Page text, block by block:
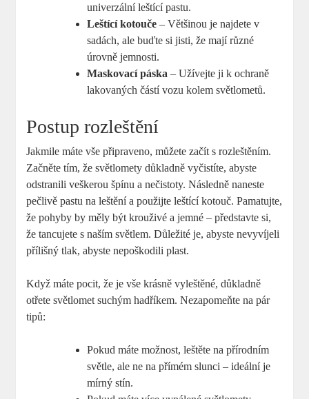
univerzální leštící pastu.
Leštící⁢ kotouče – Většinou je najdete v
sadách, ale buďte si‍ jisti, že mají různé
⁢úrovně ​jemnosti.
Maskovací páska – Užívejte ji k ochraně
lakovaných částí vozu kolem ‍světlometů.
Postup rozleštění
Jakmile máte vše připraveno, můžete začít s rozleštěním.
Začněte tím,​ že světlomety důkladně vyčistíte, abyste
odstranili veškerou špínu a nečistoty. Následně naneste
pečlivě pastu na leštění a použijte ‍leštící kotouč. Pamatujte,
že pohyby by měly být krouživé a jemné – představte​ si,
že tancujete s ⁣naším světlem. Důležité je, abyste nevyvíjeli
přílišný tlak, abyste ‍nepoškodili plast.
Když máte pocit, že‍ je vše ⁢krásně vyleštěné, důkladně
‌otřete světlomet suchým hadříkem. Nezapomeňte na pár
tipů:
Pokud máte možnost, leštěte⁣ na přírodním
světle, ale ne na přímém slunci⁣ – ideální je
mírný ‍stín.